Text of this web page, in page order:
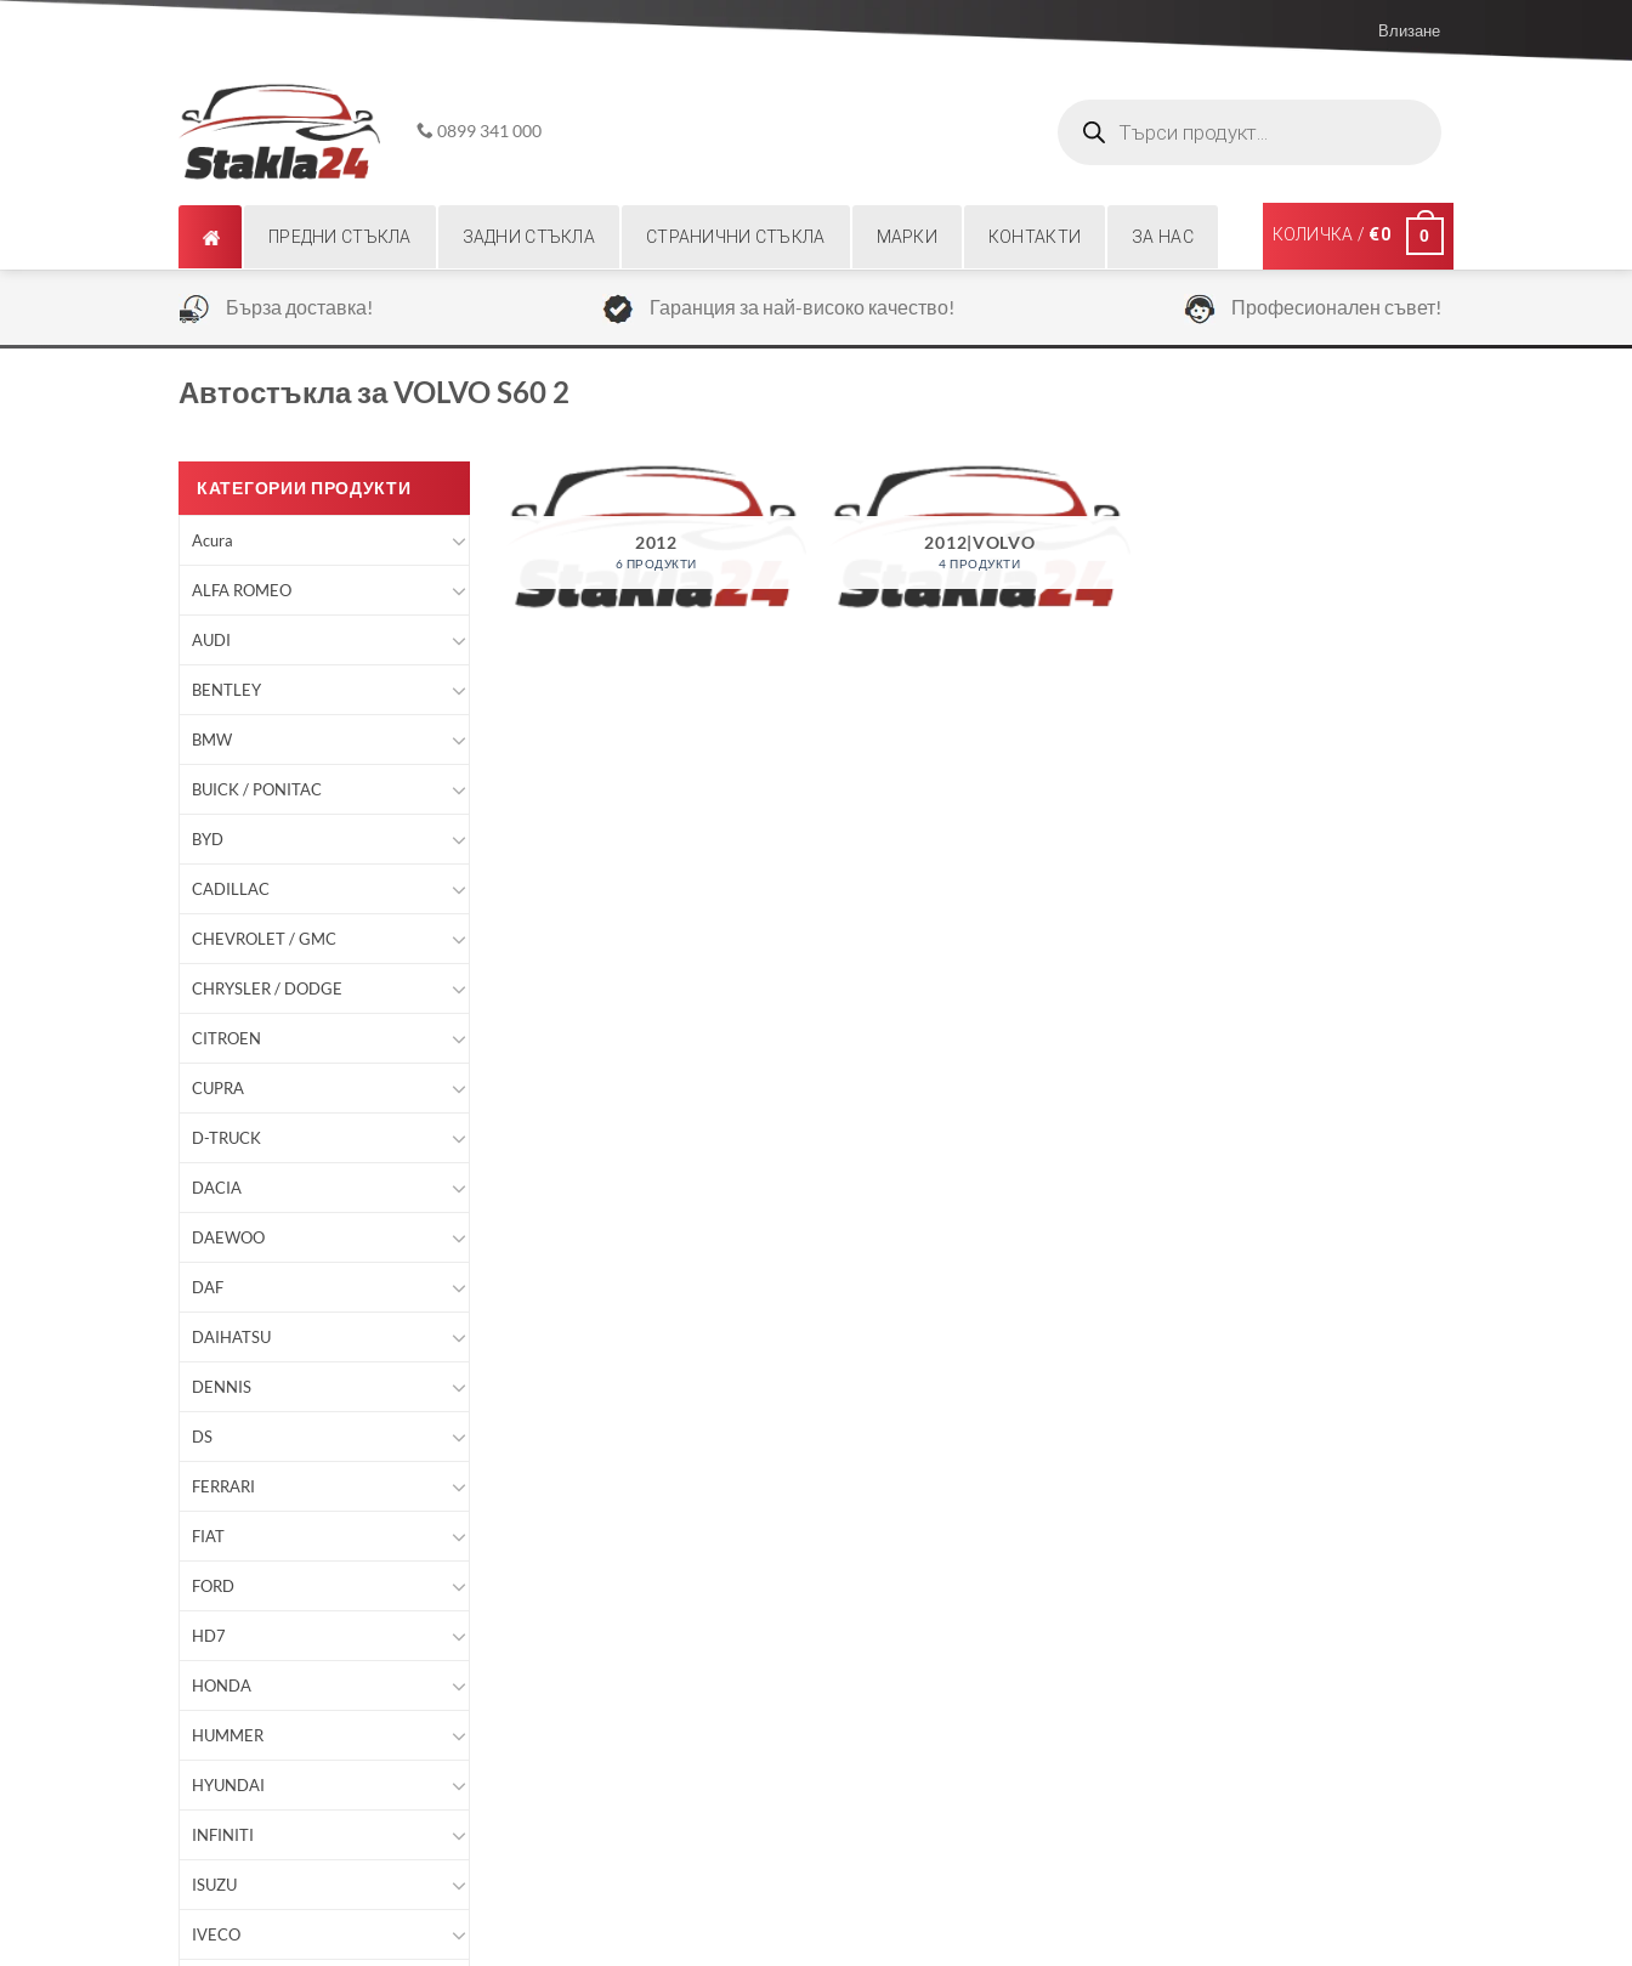
Влизане
0899 341 000
search
ПРЕДНИ СТЪКЛА ЗАДНИ СТЪКЛА СТРАНИЧНИ СТЪКЛА МАРКИ КОНТАКТИ ЗА НАС КОЛИЧКА / €0 0
Бърза доставка! Гаранция за най-високо качество! Професионален съвет!
Автостъкла за VOLVO S60 2
КАТЕГОРИИ ПРОДУКТИ
Acura
ALFA ROMEO
AUDI
BENTLEY
BMW
BUICK / PONITAC
BYD
CADILLAC
CHEVROLET / GMC
CHRYSLER / DODGE
CITROEN
CUPRA
D-TRUCK
DACIA
DAEWOO
DAF
DAIHATSU
DENNIS
DS
FERRARI
FIAT
FORD
HD7
HONDA
HUMMER
HYUNDAI
INFINITI
ISUZU
IVECO
2012
6 ПРОДУКТИ
2012|VOLVO
4 ПРОДУКТИ